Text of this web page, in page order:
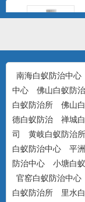
南海白蚁防治中心
中心
佛山白蚁防
白蚁防治所
佛山
德白蚁防治
禅城
司
黄岐白蚁防治所
白蚁防治中心
平
防治中心
小塘白
官窑白蚁防治中心
白蚁防治所
里水